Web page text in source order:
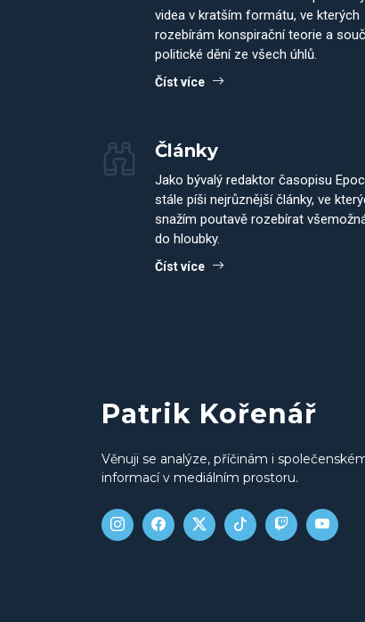
videa v kratším formátu, ve kterých
rozebírám konspirační teorie a
politické dění ze všech úhlů.
Číst více
Články
Jako bývalý redaktor časopisu
stále píši nejrůznější články, ve
snažím poutavě rozebírat
do hloubky.
Číst více
Patrik Kořenář
Věnuji se analýze, příčinám i
informací v mediálním prostoru.